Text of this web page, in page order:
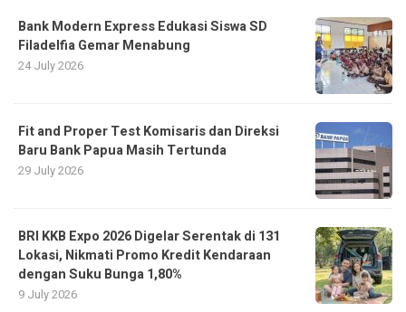
Bank Modern Express Edukasi Siswa SD
Filadelfia Gemar Menabung
24 July 2026
Fit and Proper Test Komisaris dan Direksi
Baru Bank Papua Masih Tertunda
29 July 2026
BRI KKB Expo 2026 Digelar Serentak di 131
Lokasi, Nikmati Promo Kredit Kendaraan
dengan Suku Bunga 1,80%
9 July 2026